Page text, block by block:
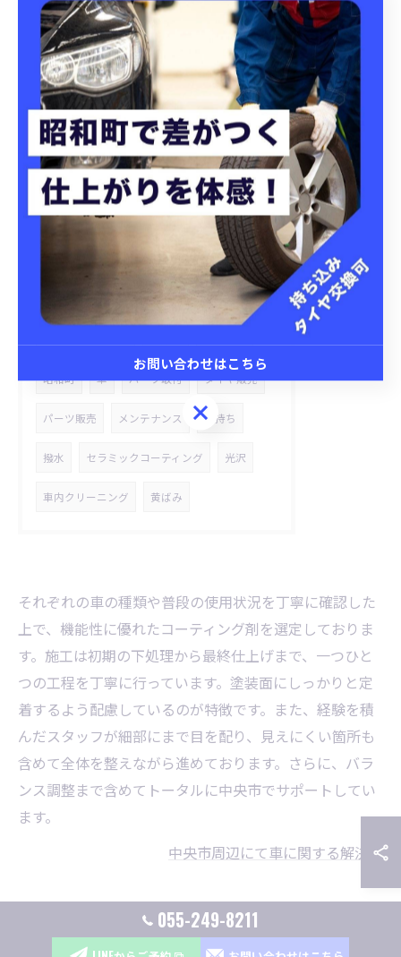
2026/07/31
ジープ COMMANDERで洗車のご依頼😊
2026/07/30
40ヴェルファイア スターライト施工
Tags
昭和町 車 パーツ取付 タイヤ販売
パーツ販売 メンテナンス 長持ち
撥水 セラミックコーティング 光沢
車内クリーニング 黄ばみ
それぞれの車の種類や普段の使用状況を丁寧に確認した
上で、機能性に優れたコーティング剤を選定しておりま
す。施工は初期の下処理から最終仕上げまで、一つひと
つの工程を丁寧に行っています。塗装面にしっかりと定
着するよう配慮しているのが特徴です。また、経験を積
んだスタッフが細部にまで目を配り、見えにくい箇所も
含めて全体を整えながら進めております。さらに、バラ
ンス調整まで含めてトータルに中央市でサポートしてい
ます。
中央市周辺にて車に関する解決策
055-249-8211
お問い合わせはこちら
お問い合わせはこちら